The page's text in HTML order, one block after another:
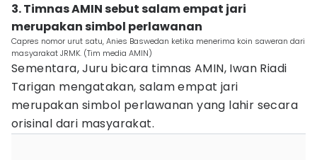
3. Timnas AMIN sebut salam empat jari
merupakan simbol perlawanan
Capres nomor urut satu, Anies Baswedan ketika menerima koin saweran dari
masyarakat JRMK. (Tim media AMIN)
Sementara, Juru bicara timnas AMIN, Iwan Riadi
Tarigan mengatakan, salam empat jari
merupakan simbol perlawanan yang lahir secara
orisinal dari masyarakat.